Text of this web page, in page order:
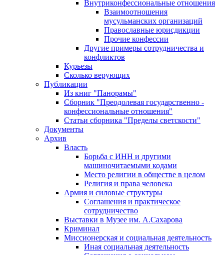
Внутриконфессиональные отношения
Взаимоотношения
мусульманских организаций
Православные юрисдикции
Прочие конфессии
Другие примеры сотрудничества и
конфликтов
Курьезы
Сколько верующих
Публикации
Из книг "Панорамы"
Сборник "Преодолевая государственно -
конфессиональные отношения"
Статьи сборника "Пределы светскости"
Документы
Архив
Власть
Борьба с ИНН и другими
машиночитаемыми кодами
Место религии в обществе в целом
Религия и права человека
Армия и силовые структуры
Соглашения и практическое
сотрудничество
Выставки в Музее им. А.Сахарова
Криминал
Миссионерская и социальная деятельность
Иная социальная деятельность